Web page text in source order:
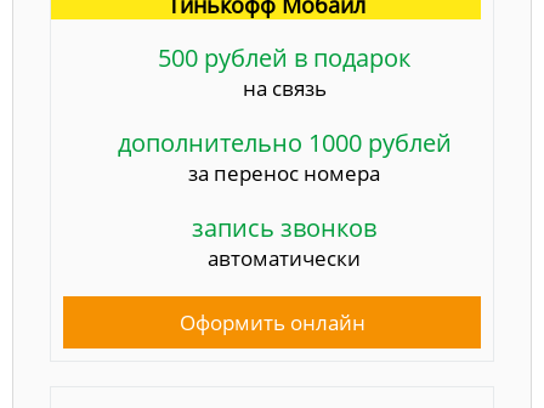
500 рублей в подарок
на связь
дополнительно 1000 рублей
за перенос номера
запись звонков
автоматически
Оформить онлайн